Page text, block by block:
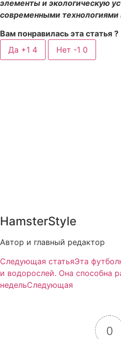
элементы и экологическую
современными технологиями
Вам понравилась эта статья ?
Да +1 4 Нет -1 0
HamsterStyle
Автор и главный редактор
Следующая статьяЭта
и водорослей. Она способна
недельСледующая
0